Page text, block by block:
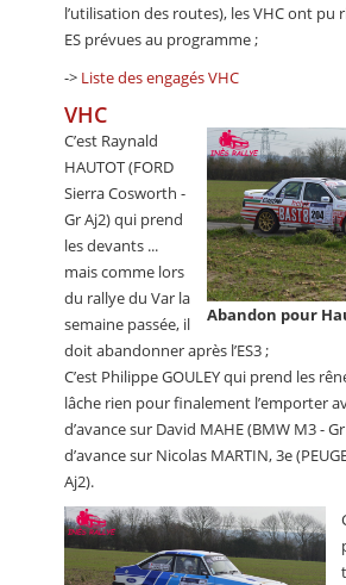
l’utilisation des routes), les VHC ont pu
ES prévues au programme ;
-> Liste des engagés VHC
VHC
Abandon pour
C’est Raynald
HAUTOT (FORD
Sierra Cosworth -
Gr Aj2) qui prend
les devants ...
mais comme lors
du rallye du Var la
semaine passée, il
doit abandonner après l’ES3 ;
C’est Philippe GOULEY qui prend les
lâche rien pour finalement l’emporter
d’avance sur David MAHE (BMW M3 - Gr
d’avance sur Nicolas MARTIN, 3e
Aj2).